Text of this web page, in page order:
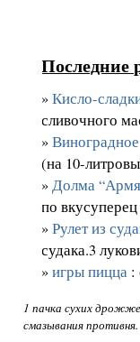
Последние
»Кисло-
сливочного
»
(на 10-
»Долма
по
»Рулет из
судака.3
»игры пицца :
1 пачка сухих
смазывания противня.